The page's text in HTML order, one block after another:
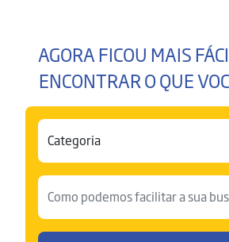
AGORA FICOU MAIS
ENCONTRAR O QUE